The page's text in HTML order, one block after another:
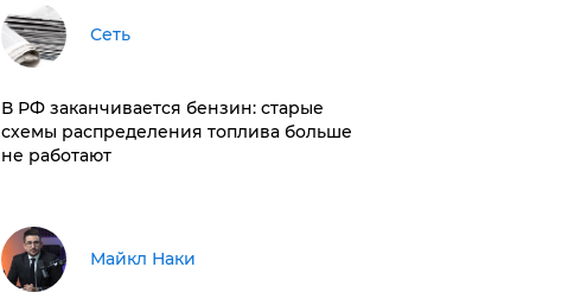
Сеть
​В РФ заканчивается бензин: старые
схемы распределения топлива больше
не работают
Майкл Наки